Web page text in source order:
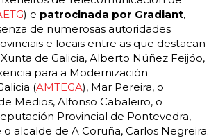
) e patrocinada por Gradiant,
de numerosas autoridades
e locais entre as que destacan
de Galicia, Alberto Núñez Feijóo,
para a Modernización
(AMTEGA), Mar Pereira, o
Medios, Alfonso Cabaleiro, o
Provincial de Pontevedra,
o alcalde de A Coruña, Carlos Negreira.